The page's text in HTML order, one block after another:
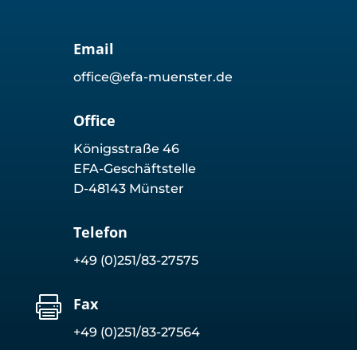
Email
office@efa-muenster.de
Office
Königsstraße 46
EFA-Geschäftstelle
D-48143 Münster
Telefon
+49 (0)251/83-27575
 Fax
+49 (0)251/83-27564